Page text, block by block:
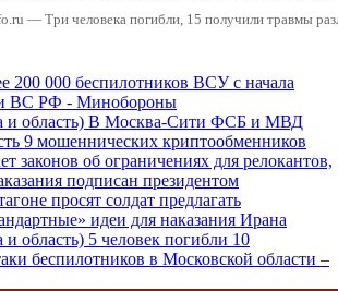
— Три человека погибли, 15 получили травмы
200 000 беспилотников ВСУ с начала
ВС РФ - Минобороны
область) В Москва-Сити ФСБ и МВД
9 мошеннических криптообменников
законов об ограничениях для релокантов,
подписан президентом
просят солдат предлагать
идеи для наказания Ирана
область) 5 человек погибли 10
беспилотников в Московской области –